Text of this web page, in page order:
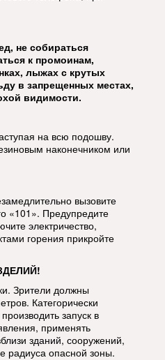
не собираться
к промоинам,
лыжах с крутых
в запрещенных местах,
видимости.
на всю подошву.
наконечником или
вызовите
«101». Предупредите
электричество,
горения прикройте
Зрители должны
Категорически
запуск в
применять
зданий, сооружений,
радиуса опасной зоны.